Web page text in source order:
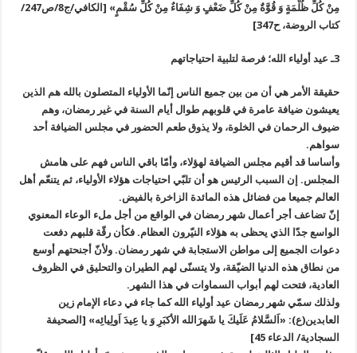
مِنْ کُلِّ ظُلْمَةٍ وَ قُوَّةٌ مِنْ کُلِّ ضَعْفٍ وَ شِفَاءٌ مِنْ کُلِّ سُقْمٍ» [الكافي/ج8/ص247/
کتاب الروضة، ح347]
3ـ عيد أولياء الله؛ فرصة لتلبية احتياجاتهم
حقيقة الأمر هي أن من بين جميع الناس إنّما الأولياء المتصلون بالله هم الذين
يعيشون ضيافة عامرة في قلوبهم طوال أيام السنة في غير رمضان، وهم
ضيوف الرحمان في الخلوة، ولا يذوق طعم الحضور في مجلس الضيافة أحد
سواهم.
وأساسا قد أقيم مجلس الضيافة لهؤلاء، وأمّا باقي الناس فهم على هامش
المجلس. إن السبب الرئيس هو أن تلبّي احتياجات هؤلاء الأولياء، ثم يتنعّم أهل
العالم جميعا من فضائل هذه المائدة الزاخرة بالفيض.
إنّ تضاعف أجر أعمال شهر رمضان في الواقع من أجل ملء الوعاء المعنوي
الواسع جدّا الذي يحظى به هؤلاء النيّرون العظام. فكأن رقّة قلبهم دفعت
دعوات الجميع إلى مواطن الاستجابة في شهر رمضان. ولأنّ أجنحتهم أوسع
من نطاق هذه الدنيا الضيّقة، ولا يتسنّى لهم الطيران والتحليق في الظروف
العادية، فتحت لهم أبواب السماوات في هذا الشهر.
ولذلك سمّي شهر رمضان عيد أولياء الله كما جاء في دعاء الإمام زين
العابدين(ع): «اَلسَّلامُ عَلَيكَ يا شَهرَالله الأکبَرِ وَ يا عِيدَ اَولِيائِه» [الصحيفة
السجادية/ الدعاء 45]